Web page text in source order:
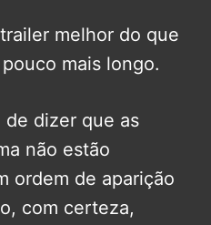
melhor do que
mais longo.
dizer que as
não estão
ordem de aparição
com certeza,